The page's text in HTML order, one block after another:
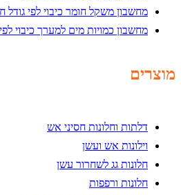
מחשבון משקל חומר כיבוי לפי גודל
מחשבון כמויות מים למערך כיבוי
מוצרים
דלתות וחלונות חסיני אש
וילונות אש ועשן
חלונות גג לשחרור עשן
חלונות ורפפות